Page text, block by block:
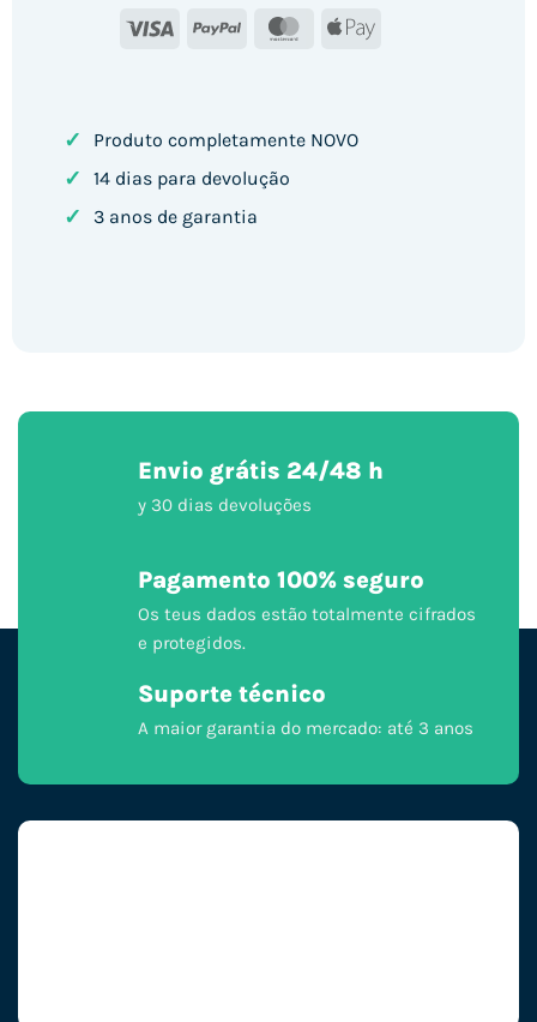
Visa PayPal MasterCard
Apple
✓ Produto completamente NOVO
✓ 14 dias para devolução
✓ 3 anos de garantia
Envio grátis 24/48 h
y 30 dias devoluções
Pagamento 100% seguro
Os teus dados estão totalmente cifrados
e protegidos.
Suporte técnico
A maior garantia do mercado: até 3 anos